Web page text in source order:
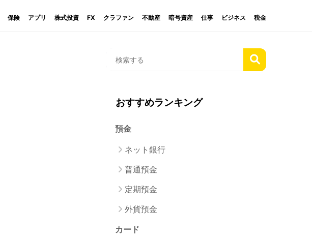
保険 アプリ 株式投資 FX クラファン 不動産 暗号資産 仕事 ビジネス 税金
おすすめランキング
預金
ネット銀行
普通預金
定期預金
外貨預金
カード